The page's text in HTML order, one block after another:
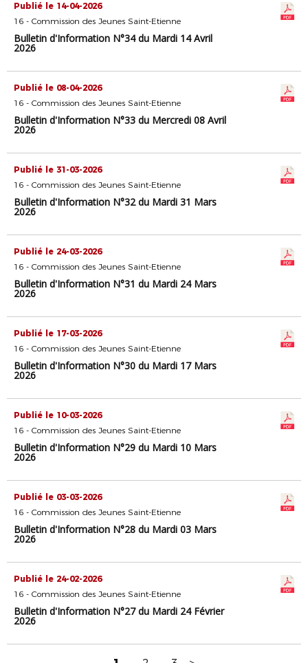
Publié le 14-04-2026
16 - Commission des Jeunes Saint-Etienne
Bulletin d'Information N°34 du Mardi 14 Avril
2026
Publié le 08-04-2026
16 - Commission des Jeunes Saint-Etienne
Bulletin d'Information N°33 du Mercredi 08 Avril
2026
Publié le 31-03-2026
16 - Commission des Jeunes Saint-Etienne
Bulletin d'Information N°32 du Mardi 31 Mars
2026
Publié le 24-03-2026
16 - Commission des Jeunes Saint-Etienne
Bulletin d'Information N°31 du Mardi 24 Mars
2026
Publié le 17-03-2026
16 - Commission des Jeunes Saint-Etienne
Bulletin d'Information N°30 du Mardi 17 Mars
2026
Publié le 10-03-2026
16 - Commission des Jeunes Saint-Etienne
Bulletin d'Information N°29 du Mardi 10 Mars
2026
Publié le 03-03-2026
16 - Commission des Jeunes Saint-Etienne
Bulletin d'Information N°28 du Mardi 03 Mars
2026
Publié le 24-02-2026
16 - Commission des Jeunes Saint-Etienne
Bulletin d'Information N°27 du Mardi 24 Février
2026